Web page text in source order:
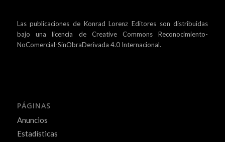
Las publicaciones de Konrad Lorenz Editores son distribuidas
bajo unalicencia de Creative Commons Reconocimiento-
NoComercial-SinObraDerivada 4.0 Internacional.
PÁGINAS
Anuncios
Estadísticas